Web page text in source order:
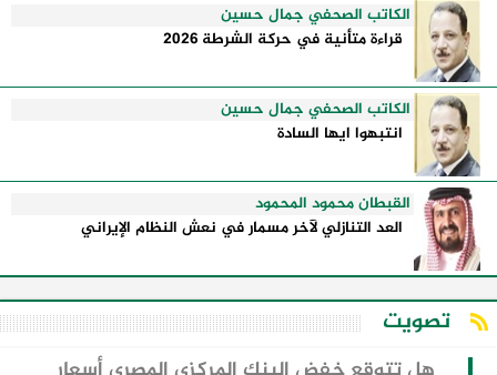
الكاتب الصحفي جمال حسين
قراءة متأنية في حركة الشرطة 2026
الكاتب الصحفي جمال حسين
انتبهوا ايها السادة
القبطان محمود المحمود
العد التنازلي لآخر مسمار في نعش النظام الإيراني
تصويت